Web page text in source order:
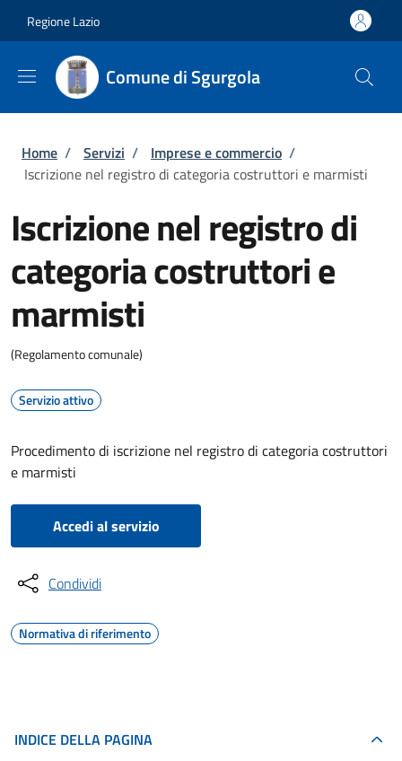
Regione Lazio
Comune di Sgurgola
Briciole di pane
Home / Servizi / Imprese e commercio /
Iscrizione nel registro di categoria costruttori e marmisti
Iscrizione nel registro di
categoria costruttori e
marmisti
(Regolamento comunale)
Servizio attivo
Procedimento di iscrizione nel registro di categoria costruttori
e marmisti
Accedi al servizio
Condividi
Normativa di riferimento
INDICE DELLA PAGINA